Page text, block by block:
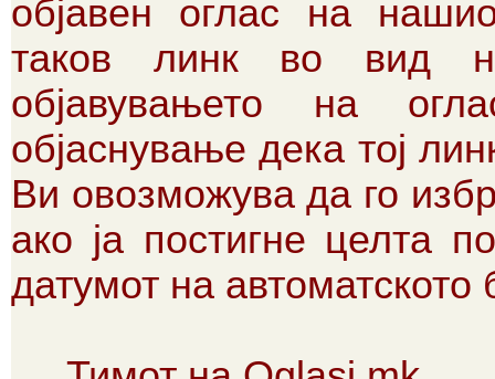
објавен оглас на
таков линк во вид
објавувањето на
објаснување дека тој
Ви овозможува да го
ако ја постигне целта
датумот на